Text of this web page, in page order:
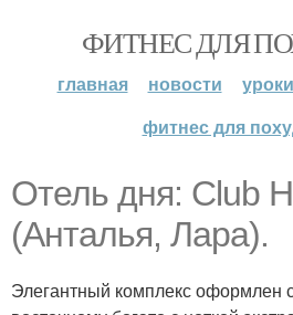
ФИТНЕС ДЛЯ
главная новости уроки
фитнес для
Отель дня: Club
(Анталья, Лара).
Элегантный комплекс оформлен